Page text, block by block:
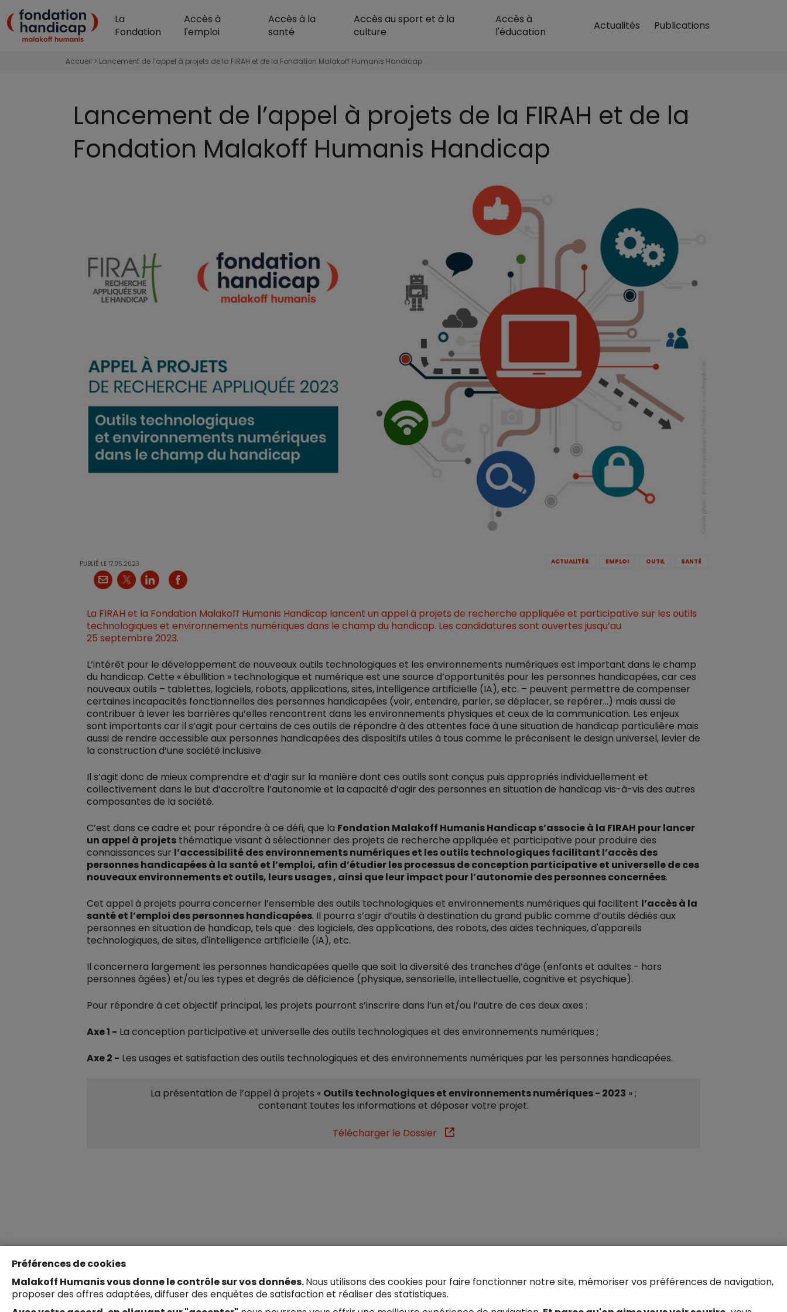
Préférences de cookies
Malakoff Humanis vous donne le contrôle sur vos données.Nous utilisons des cookies pour faire fonctionner notre site, mémoriser vos préférences de navigation,
proposer des offres adaptées, diffuser des enquêtes de satisfaction et réaliser des statistiques.
Fondation Handicap Malakoff Humanis Accueil
La
Fondation
Accès à
l'emploi
Accès à la
santé
Accès au sport et à la
culture
Accès à
l'éducation
Actualités Publications
Accueil Lancement de l’appel à projets de la FIRAH et de la Fondation Malakoff Humanis Handicap
Lancement de l’appel à projets de la FIRAH et de la
Fondation Malakoff Humanis Handicap
PUBLIÉ LE 17.05.2023 ACTUALITÉS EMPLOI OUTIL SANTÉ
Courriel
X LinkedInFacebook
La FIRAH et la Fondation Malakoff Humanis Handicap lancent un appel à projets de recherche appliquée et participative sur les outils
technologiques et environnements numériques dans le champ du handicap. Les candidatures sont ouvertes jusqu’au
25 septembre 2023.
L’intérêt pour le développement de nouveaux outils technologiques et les environnements numériques est important dans le champ
du handicap. Cette « ébullition » technologique et numérique est une source d’opportunités pour les personnes handicapées, car ces
nouveaux outils – tablettes, logiciels, robots, applications, sites, intelligence artificielle (IA), etc. – peuvent permettre de compenser
certaines incapacités fonctionnelles des personnes handicapées (voir, entendre, parler, se déplacer, se repérer…) mais aussi de
contribuer à lever les barrières qu’elles rencontrent dans les environnements physiques et ceux de la communication. Les enjeux
sont importants car il s’agit pour certains de ces outils de répondre à des attentes face à une situation de handicap particulière mais
aussi de rendre accessible aux personnes handicapées des dispositifs utiles à tous comme le préconisent le design universel, levier de
la construction d’une société inclusive.
Il s’agit donc de mieux comprendre et d’agir sur la manière dont ces outils sont conçus puis appropriés individuellement et
collectivement dans le but d’accroître l’autonomie et la capacité d’agir des personnes en situation de handicap vis-à-vis des autres
composantes de la société.
C’est dans ce cadre et pour répondre à ce défi, que la Fondation Malakoff Humanis Handicap s’associe à la FIRAH pour lancer
un appel à projets thématique visant à sélectionner des projets de recherche appliquée et participative pour produire des
connaissances sur l’accessibilité des environnements numériques et les outils technologiques facilitant l’accès des
personnes handicapées à la santé et l’emploi, afin d’étudier les processus de conception participative et universelle de ces
nouveaux environnements et outils, leurs usages , ainsi que leur impact pour l’autonomie des personnes concernées.
Cet appel à projets pourra concerner l’ensemble des outils technologiques et environnements numériques qui facilitent l’accès à la
santé et l’emploi des personnes handicapées. Il pourra s’agir d’outils à destination du grand public comme d’outils dédiés aux
personnes en situation de handicap, tels que : des logiciels, des applications, des robots, des aides techniques, d'appareils
technologiques, de sites, d'intelligence artificielle (IA), etc.
Il concernera largement les personnes handicapées quelle que soit la diversité des tranches d’âge (enfants et adultes - hors
personnes âgées) et/ou les types et degrés de déficience (physique, sensorielle, intellectuelle, cognitive et psychique).
Pour répondre à cet objectif principal, les projets pourront s’inscrire dans l’un et/ou l’autre de ces deux axes :
Axe 1 - La conception participative et universelle des outils technologiques et des environnements numériques ;
Axe 2 - Les usages et satisfaction des outils technologiques et des environnements numériques par les personnes handicapées.
La présentation de l’appel à projets « Outils technologiques et environnements numériques - 2023 » ;
contenant toutes les informations et déposer votre projet.
Télécharger le Dossier